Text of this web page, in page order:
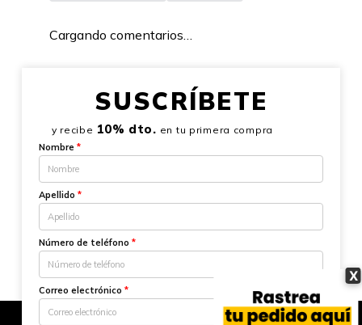
X
Cargando comentarios…
SUSCRÍBETE
y recibe 10% dto. en tu primera compra
Nombre *
Apellido *
Número de teléfono *
Correo electrónico *